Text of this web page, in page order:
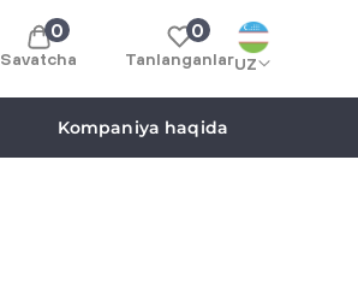
Savatcha
0 0
TanlanganlarUZ
Kompaniya haqida